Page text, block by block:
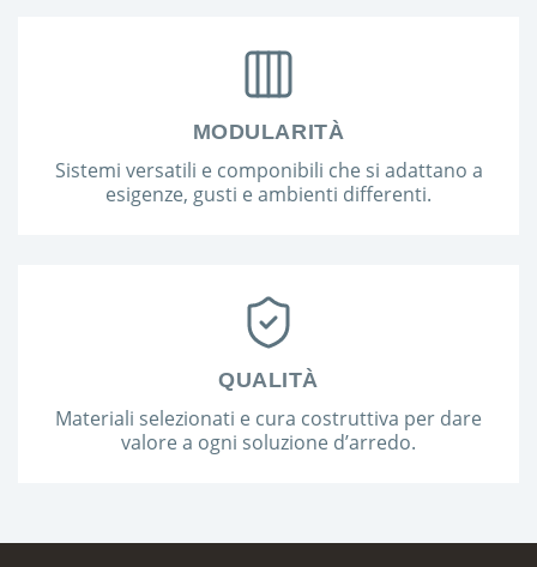
MODULARITÀ
Sistemi versatili e componibili che si adattano a
esigenze, gusti e ambienti differenti.
QUALITÀ
Materiali selezionati e cura costruttiva per dare
valore a ogni soluzione d’arredo.